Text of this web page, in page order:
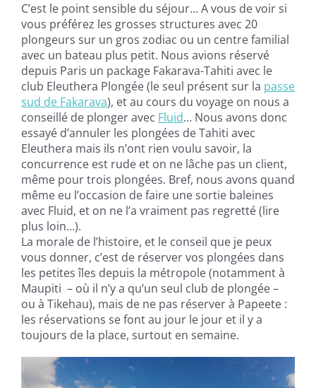
C’est le point sensible du séjour… A vous de voir si
vous préférez les grosses structures avec 20
plongeurs sur un gros zodiac ou un centre familial
avec un bateau plus petit. Nous avions réservé
depuis Paris un package Fakarava-Tahiti avec le
club Eleuthera Plongée(le seul présent sur la passe
sud de Fakarava), et au cours du voyage on nous a
conseillé de plonger avec Fluid… Nous avons donc
essayé d’annuler les plongées de Tahiti avec
Eleuthera mais ils n’ont rien voulu savoir, la
concurrence est rude et on ne lâche pas un client,
même pour trois plongées. Bref, nous avons quand
même eu l’occasion de faire une sortie baleines
avec Fluid, et on ne l’a vraiment pas regretté (lire
plus loin…).
La morale de l’histoire, et le conseil que je peux
vous donner, c’est de réserver vos plongées dans
les petites îles depuis la métropole (notamment à
Maupiti – où il n’y a qu’un seul club de plongée –
ou à Tikehau), mais de ne pas réserver à Papeete :
les réservations se font au jour le jour et il y a
toujours de la place, surtout en semaine.